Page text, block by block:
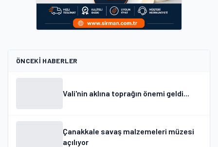
ÖNCEKI HABERLER
Vali'nin aklına toprağın önemi geldi...
Çanakkale savaş malzemeleri müzesi
açılıyor